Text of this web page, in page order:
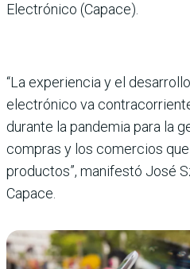
Electrónico (Capace).
“La experiencia y el
electrónico va
durante la pandemia para la
compras y los comercios
productos”, manifestó José
Capace.